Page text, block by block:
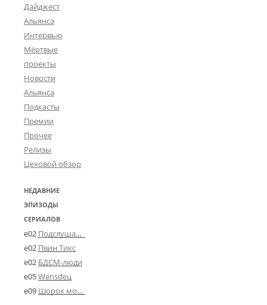
Дайджест
Альянса
Интервью
Мёртвые
проекты
Новости
Альянса
Подкасты
Премии
Прочее
Релизы
Цеховой обзор
НЕДАВНИЕ
ЭПИЗОДЫ
СЕРИАЛОВ
e02 Подслушано в Угличе
e02 Пвин Тикс
e02 БДСМ-люди
e05Wensdeц
e09 Шорох мозговины